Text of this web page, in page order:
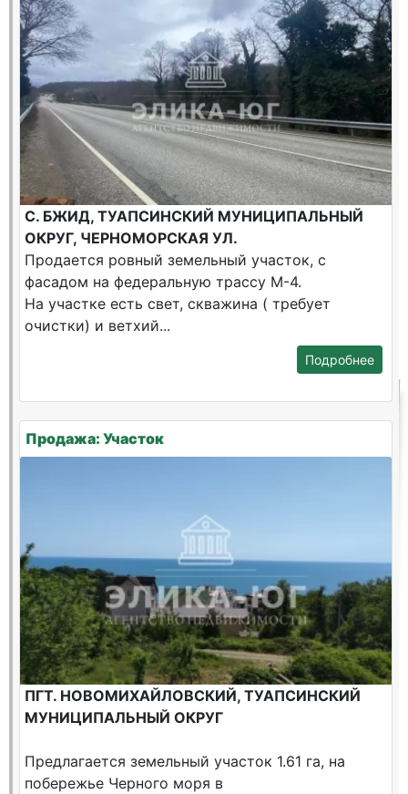
С. БЖИД, ТУАПСИНСКИЙ МУНИЦИПАЛЬНЫЙ
ОКРУГ, ЧЕРНОМОРСКАЯ УЛ.
Продается ровный земельный участок, с
фасадом на федеральную трассу М-4.
На участке есть свет, скважина ( требует
очистки) и ветхий...
Подробнее
Продажа: Участок
ПГТ. НОВОМИХАЙЛОВСКИЙ, ТУАПСИНСКИЙ
МУНИЦИПАЛЬНЫЙ ОКРУГ
Предлагается земельный участок 1.61 га, на
побережье Черного моря в